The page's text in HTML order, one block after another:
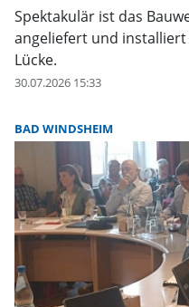
Spektakulär ist das
angeliefert und
Lücke.
30.07.2026 15:33
BAD WINDSHEIM